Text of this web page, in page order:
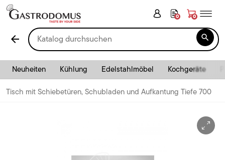
0 0
arrow_back 
Neuheiten Kühlung Edelstahlmöbel Kochgeräte
Tisch mit Schiebetüren, Schubladen und Aufkantung Tiefe 700